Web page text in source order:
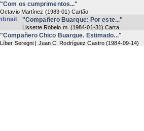
"Com os cumprimentos..."
Octavio Martínez (1983-01 ) Cartão
"Compañero Buarque: Por este..."
Lissette Róbelo m. (1984-01-31) Carta
"Compañero Chico Buarque. Estimado..."
Líber Seregni | Juan C. Rodríguez Castro (1984-09-14)